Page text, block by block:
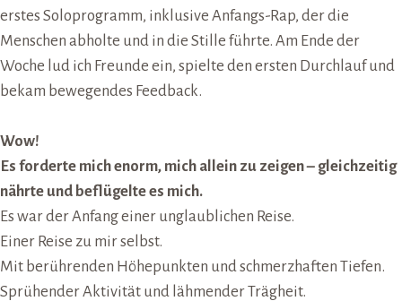
erstes Soloprogramm, inklusive Anfangs-Rap, der die
Menschen abholte und in die Stille führte. Am Ende der
Woche lud ich Freunde ein, spielte den ersten Durchlauf und
bekam bewegendes Feedback.
Wow!
Es forderte mich enorm, mich allein zu zeigen – gleichzeitig
nährte und beflügelte es mich.
Es war der Anfang einer unglaublichen Reise.
Einer Reise zu mir selbst.
Mit berührenden Höhepunkten und schmerzhaften Tiefen.
Sprühender Aktivität und lähmender Trägheit.